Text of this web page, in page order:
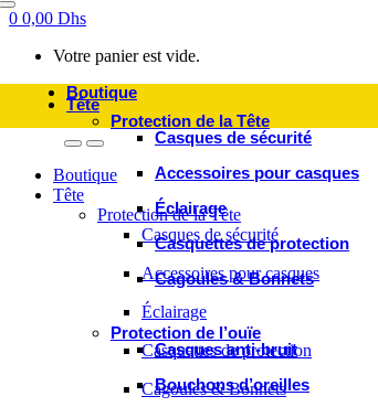
0 0,00 Dhs
Votre panier est vide.
Boutique
Tête
Protection de la Tête
Casques de sécurité
Accessoires pour casques
Éclairage
Casquettes de protection
Cagoules & Bonnets
Protection de l’ouïe
Casques anti-bruit
Bouchons d’oreilles
Boutique
Tête
Protection de la Tête
Casques de sécurité
Accessoires pour casques
Éclairage
Casquettes de protection
Cagoules & Bonnets